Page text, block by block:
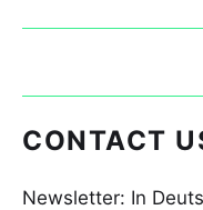
CONTACT
Newsletter: In